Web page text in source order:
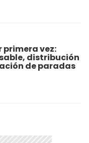
primera vez:
distribución
de paradas